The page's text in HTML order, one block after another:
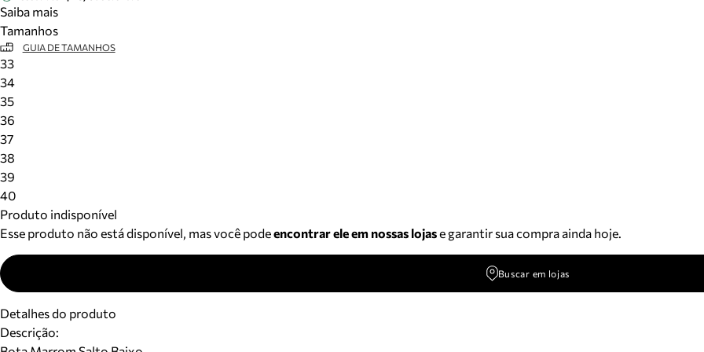
Saiba mais
Tamanhos
GUIA DE TAMANHOS
33
34
35
36
37
38
39
40
Produto indisponível
Esse produto não está disponível, mas você podeencontrar ele em nossas lojase garantir sua compra ainda hoje.
Buscar em lojas
Detalhes do produto
Descrição: